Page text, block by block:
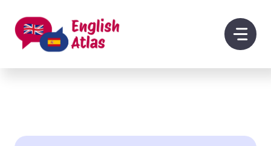
contenido